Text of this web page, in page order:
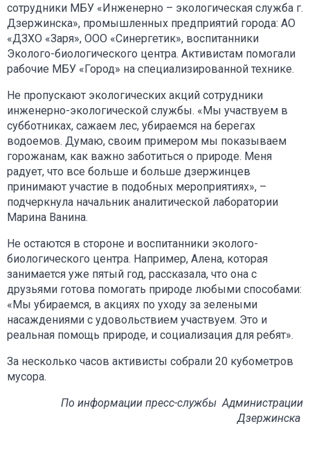
сотрудники МБУ «Инженерно – экологическая служба г.
Дзержинска», промышленных предприятий города: АО
«ДЗХО «Заря», ООО «Синергетик», воспитанники
Эколого-биологического центра. Активистам помогали
рабочие МБУ «Город» на специализированной технике.
Не пропускают экологических акций сотрудники
инженерно-экологической службы. «Мы участвуем в
субботниках, сажаем лес, убираемся на берегах
водоемов. Думаю, своим примером мы показываем
горожанам, как важно заботиться о природе. Меня
радует, что все больше и больше дзержинцев
принимают участие в подобных мероприятиях», –
подчеркнула начальник аналитической лаборатории
Марина Ванина.
Не остаются в стороне и воспитанники эколого-
биологического центра. Например, Алена, которая
занимается уже пятый год, рассказала, что она с
друзьями готова помогать природе любыми способами:
«Мы убираемся, в акциях по уходу за зелеными
насаждениями с удовольствием участвуем. Это и
реальная помощь природе, и социализация для ребят».
За несколько часов активисты собрали 20 кубометров
мусора.
По информации пресс-службы Администрации
Дзержинска